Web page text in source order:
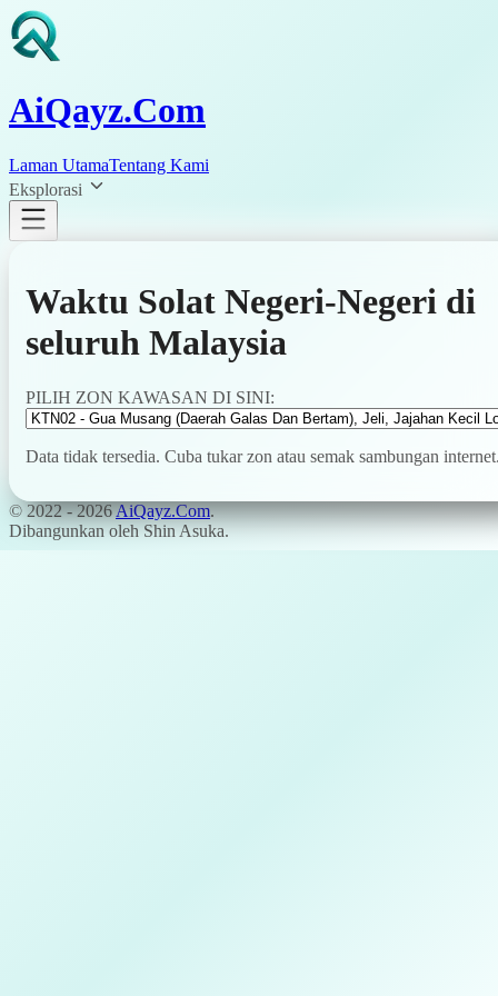
AiQayz.Com
Laman UtamaTentang Kami
Eksplorasi
Waktu Solat Negeri-Negeri di
seluruh Malaysia
PILIH ZON KAWASAN DI SINI:
Data tidak tersedia. Cuba tukar zon atau semak sambungan
© 2022 -2026AiQayz.Com.
Dibangunkan oleh Shin Asuka.